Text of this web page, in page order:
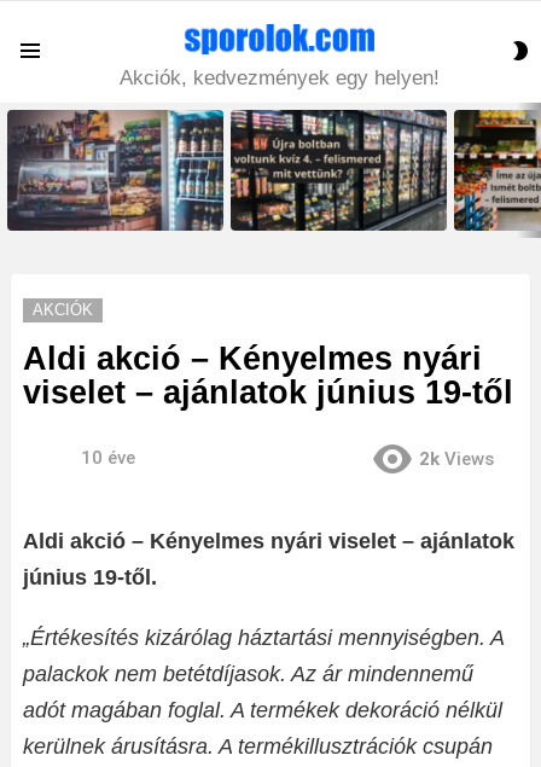
Akciók, kedvezmények egy helyen!
LATEST
STORIES
AKCIÓK
Aldi akció – Kényelmes nyári
viselet – ajánlatok június 19-től
10 éve 2k Views
Aldi akció – Kényelmes nyári viselet – ajánlatok
június 19-től.
„Értékesítés kizárólag háztartási mennyiségben. A
palackok nem betétdíjasok. Az ár mindennemű
adót magában foglal. A termékek dekoráció nélkül
kerülnek árusításra. A termékillusztrációk csupán